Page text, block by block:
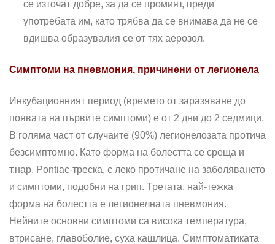
се източат добре, за да се промият, преди
употребата им, като трябва да се внимава да не се
вдишва образувалия се от тях аерозол.
Симптоми на пневмония, причинени от легионела
Инкубационният период (времето от заразяване до
появата на първите симптоми) е от 2 дни до 2 седмици.
В голяма част от случаите (90%) легионелозата протича
безсимптомно. Като форма на болестта се среща и
т.нар. Pontiac-треска, с леко протичане на заболяването
и симптоми, подобни на грип. Третата, най-тежка
форма на болестта е легионелната пневмония.
Нейните основни симптоми са висока температура,
втрисане, главоболие, суха кашлица. Симптоматиката